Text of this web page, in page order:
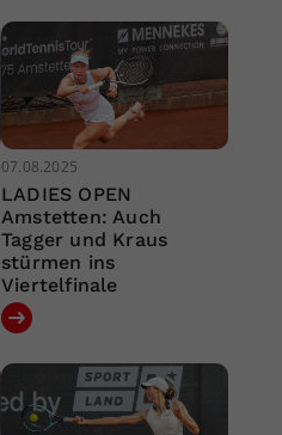
07.08.2025
LADIES OPEN
Amstetten: Auch
Tagger und Kraus
stürmen ins
Viertelfinale